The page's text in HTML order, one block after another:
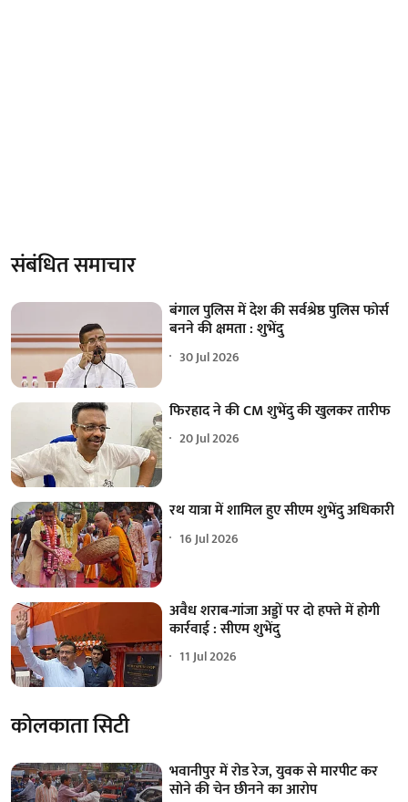
संबंधित समाचार
बंगाल पुलिस में देश की सर्वश्रेष्ठ पुलिस फोर्स
बनने की क्षमता : शुभेंदु
30 Jul 2026
फिरहाद ने की CM शुभेंदु की खुलकर तारीफ
20 Jul 2026
रथ यात्रा में शामिल हुए सीएम शुभेंदु अधिकारी
16 Jul 2026
अवैध शराब-गांजा अड्डों पर दो हफ्ते में होगी
कार्रवाई : सीएम शुभेंदु
11 Jul 2026
कोलकाता सिटी
भवानीपुर में रोड रेज, युवक से मारपीट कर
सोने की चेन छीनने का आरोप